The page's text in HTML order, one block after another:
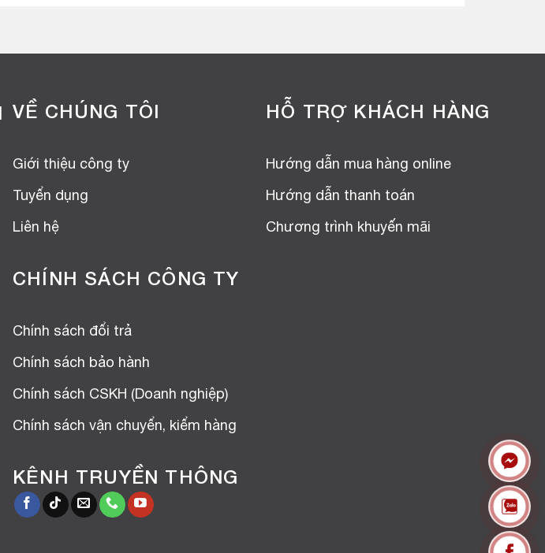
VỀ CHÚNG TÔI
Giới thiệu công ty
Tuyển dụng
Liên hệ
HỖ TRỢ KHÁCH HÀNG
Hướng dẫn mua hàng online
Hướng dẫn thanh toán
Chương trình khuyến mãi
CHÍNH SÁCH CÔNG TY
Chính sách đổi trả
Chính sách bảo hành
Chính sách CSKH (Doanh nghiệp)
Chính sách vận chuyển, kiểm hàng
KÊNH TRUYỀN THÔNG